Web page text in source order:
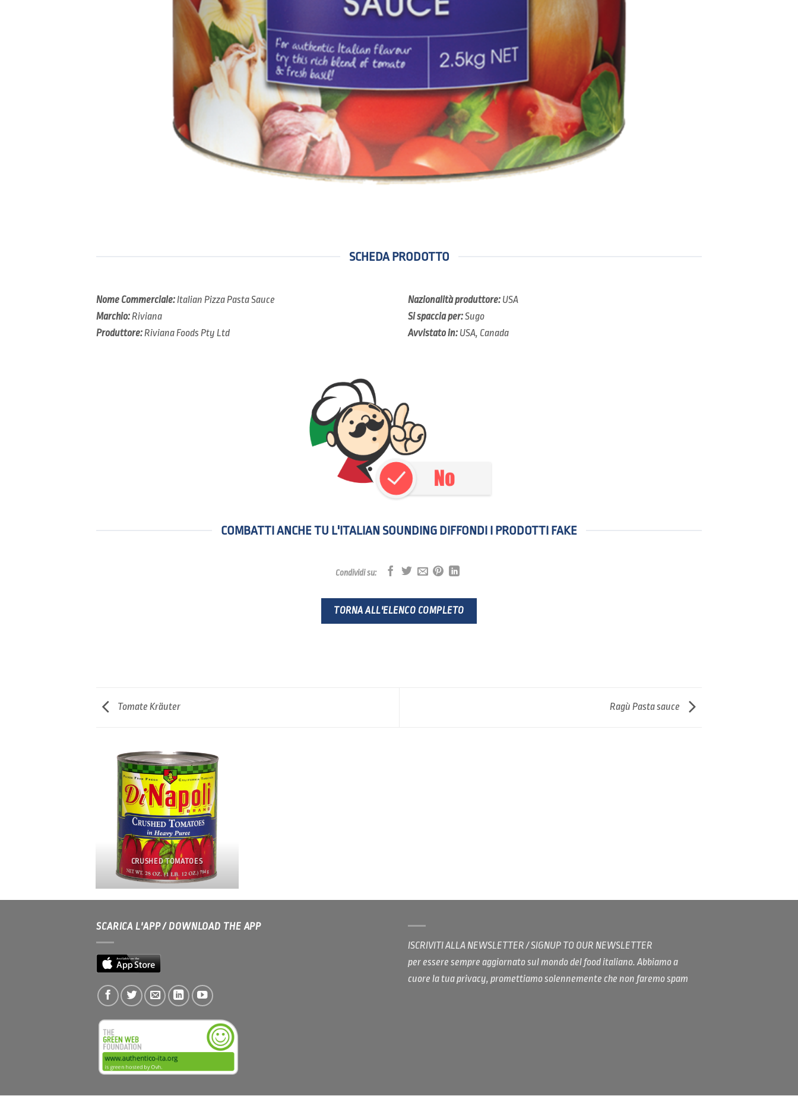
SCHEDA PRODOTTO
Nome Commerciale:Italian Pizza Pasta Sauce
Marchio: Riviana
Produttore: Riviana Foods Pty Ltd
Nazionalità produttore: USA
Si spaccia per:Sugo
Avvistato in: USA, Canada
COMBATTI ANCHE TU L'ITALIAN SOUNDING DIFFONDI I PRODOTTI FAKE
Condividi su:
TORNA ALL'ELENCO COMPLETO
Tomate Kräuter Ragù Pasta sauce
CRUSHED TOMATOES
SCARICA L'APP / DOWNLOAD THE APP
ISCRIVITI ALLA NEWSLETTER / SIGNUP TO OUR NEWSLETTER
per essere sempre aggiornato sul mondo del food italiano. Abbiamo a
cuore la tua privacy, promettiamo solennemente che non faremo spam